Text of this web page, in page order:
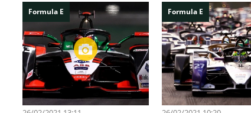
Formula E Formula E